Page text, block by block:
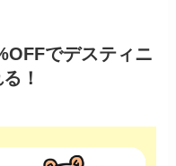
でデスティニ
！